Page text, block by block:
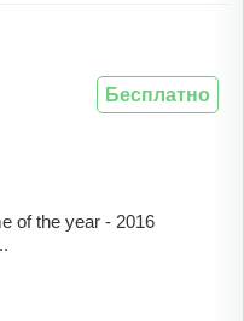
of the year - 2016
Бесплатно